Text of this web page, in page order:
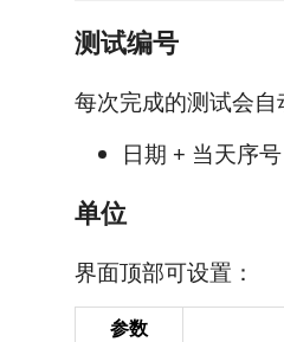
测试编号
每次完成的测试会自
日期 + 当天序
单位
界面顶部可设置：
参数